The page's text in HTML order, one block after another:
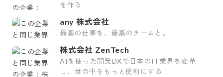
を作る
any 株式会社
最高の仕事を、最高のチームと。
株式会社 ZenTech
AIを使った開発DXで日本のIT業界を変革
し、世の中をもっと便利にする！